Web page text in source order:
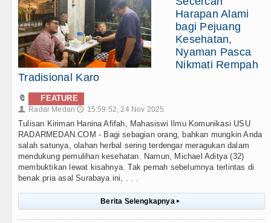
Harapan Alami
bagi Pejuang
Kesehatan,
Nyaman Pasca
Nikmati Rempah
Tradisional Karo
🔖 FEATURE
👤 Radar Medan 🕔 15:59:52, 24 Nov 2025
Tulisan Kiriman Hanina Afifah, Mahasiswi Ilmu Komunikasi USU
RADARMEDAN.COM - Bagi sebagian orang, bahkan mungkin Anda
salah satunya, olahan herbal sering terdengar meragukan dalam
mendukung pemulihan kesehatan. Namun, Michael Aditya (32)
membuktikan lewat kisahnya. Tak pernah sebelumnya terlintas di
benak pria asal Surabaya ini, . . .
Berita Selengkapnya ▸